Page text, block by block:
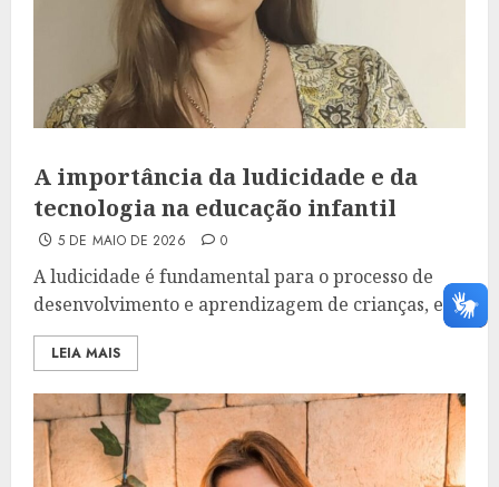
A importância da ludicidade e da
tecnologia na educação infantil
5 DE MAIO DE 2026 0
A ludicidade é fundamental para o processo de
desenvolvimento e aprendizagem de crianças, e...
LEIA MAIS